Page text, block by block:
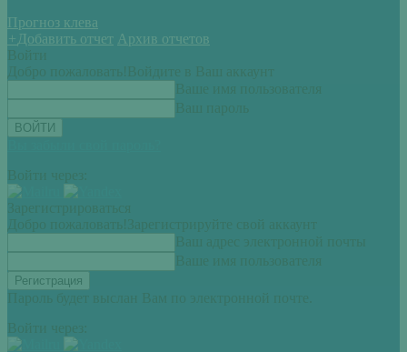
Прогноз клева
+ Добавить отчет Архив отчетов
Войти
Добро пожаловать! Войдите в Ваш аккаунт
Ваше имя пользователя
Ваш пароль
Войти через:
Зарегистрироваться
Добро пожаловать! Зарегистрируйте свой аккаунт
Ваш адрес электронной почты
Ваше имя пользователя
Пароль будет выслан Вам по электронной почте.
Войти через: